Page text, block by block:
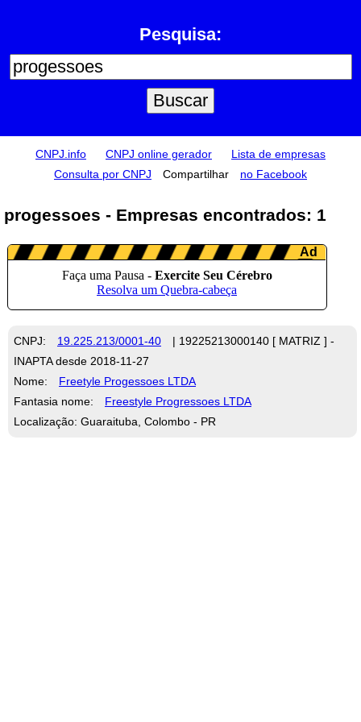
Pesquisa:
CNPJ.info CNPJ online gerador
Lista de empresas
Consulta por CNPJ
Compartilhar no Facebook
progessoes - Empresas encontrados: 1
CNPJ: 19.225.213/0001-40
| 19225213000140 [ MATRIZ ] -
INAPTA desde 2018-11-27
Nome:
Freetyle Progessoes LTDA
Fantasia nome:
Freestyle Progressoes LTDA
Localização: Guaraituba, Colombo - PR